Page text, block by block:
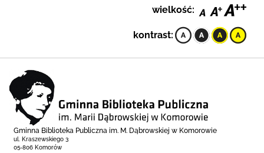
wielkość:
kontrast:
Gminna Biblioteka Publiczna im. M. Dąbrowskiej w Komorowie
ul. Kraszewskiego 3
05-806 Komorów